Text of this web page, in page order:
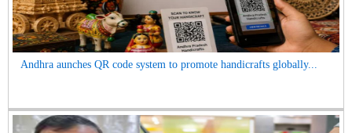
Andhra aunches QR code system to promote handicrafts globally...